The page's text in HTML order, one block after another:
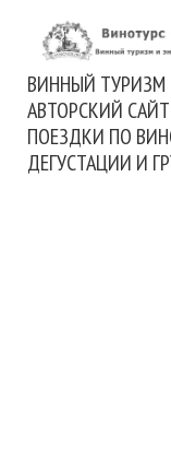
ВИННЫЙ ТУРИЗМ
АВТОРСКИЙ
ПОЕЗДКИ ПО
ДЕГУСТАЦИИ И